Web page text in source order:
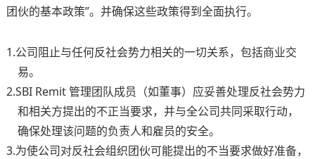
团伙的基本政策”。并确保这些政策得到全面执行。
1.公司阻止与任何反社会势力相关的一切关系，包括商业交
易。
2.SBI Remit 管理团队成员（如董事）应妥善处理反社会势力
和相关方提出的不正当要求，并与全公司共同采取行动，
确保处理该问题的负责人和雇员的安全。
3.为使公司对反社会组织团伙可能提出的不当要求做好准备，